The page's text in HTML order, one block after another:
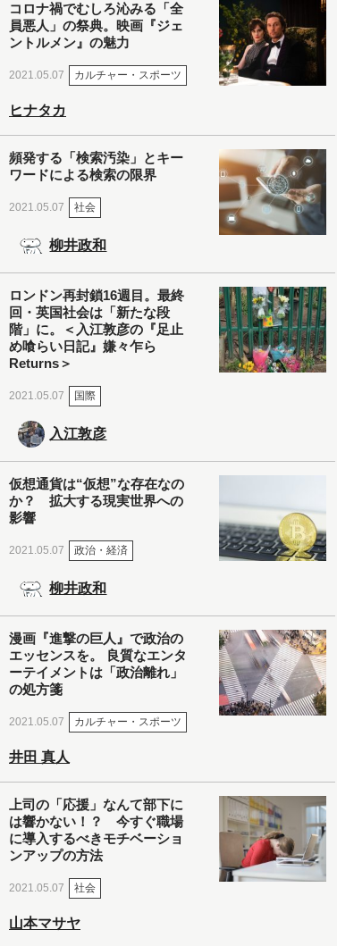
コロナ禍でむしろ沁みる「全
員悪人」の祭典。映画『ジェ
ントルメン』の魅力
2021.05.07 カルチャー・スポーツ
ヒナタカ
頻発する「検索汚染」とキー
ワードによる検索の限界
2021.05.07 社会
柳井政和
ロンドン再封鎖16週目。最終
回・英国社会は「新たな段
階」に。＜入江敦彦の『足止
め喰らい日記』嫌々乍ら
Returns＞
2021.05.07 国際
入江敦彦
仮想通貨は“仮想”な存在なの
か？ 拡大する現実世界への
影響
2021.05.07 政治・経済
柳井政和
漫画『進撃の巨人』で政治の
エッセンスを。 良質なエンタ
ーテイメントは「政治離れ」
の処方箋
2021.05.07 カルチャー・スポーツ
井田 真人
上司の「応援」なんて部下に
は響かない！？ 今すぐ職場
に導入するべきモチベーショ
ンアップの方法
2021.05.07 社会
山本マサヤ